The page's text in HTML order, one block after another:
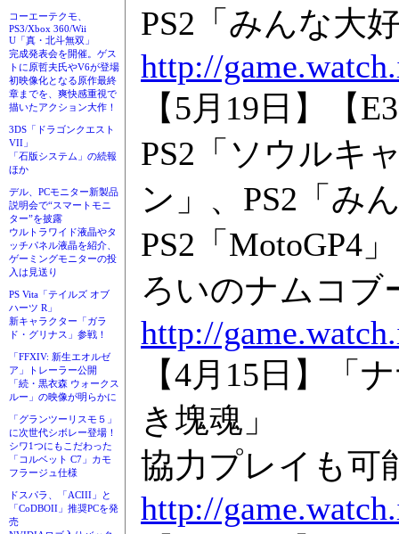
コーエーテクモ、
PS3/Xbox 360/Wii
U「真・北斗無双」
完成発表会を開催。ゲス
トに原哲夫氏やV6が登場
初映像化となる原作最終
章までを、爽快感重視で
描いたアクション大作！
3DS「ドラゴンクエスト
VII」
「石版システム」の続報
ほか
デル、PCモニター新製品
説明会で“スマートモニ
ター”を披露
ウルトラワイド液晶やタ
ッチパネル液晶を紹介、
ゲーミングモニターの投
入は見送り
PS Vita「テイルズ オブ
ハーツ R」
新キャラクター「ガラ
ド・グリナス」参戦！
「FFXIV: 新生エオルゼ
ア」トレーラー公開
「続・黒衣森 ウォークス
ルー」の映像が明らかに
「グランツーリスモ５」
に次世代シボレー登場！
シワ1つにもこだわった
「コルベット C7」カモ
フラージュ仕様
ドスパラ、「ACIII」と
「CoDBOII」推奨PCを発
売
PS2「みんな大
http://
【5月19日】【
PS2「ソウルキ
ン」、PS2「み
PS2「MotoGP4
ろいのナムコブ
http://
【4月15日】「
き塊魂」
協力プレイも可
http://